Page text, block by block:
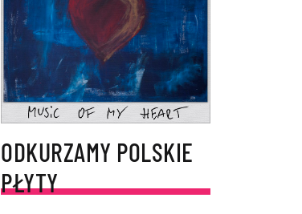
ODKURZAMY POLSKIE
PŁYTY